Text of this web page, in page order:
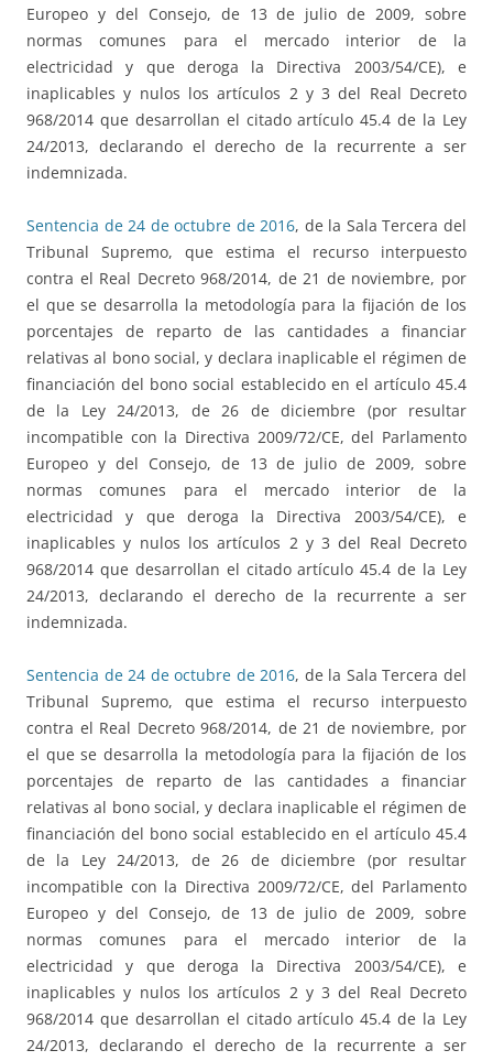
Europeo y del Consejo, de 13 de julio de 2009, sobre
normas comunes para el mercado interior de la
electricidad y que deroga la Directiva 2003/54/CE), e
inaplicables y nulos los artículos 2 y 3 del Real Decreto
968/2014 que desarrollan el citado artículo 45.4 de la Ley
24/2013, declarando el derecho de la recurrente a ser
indemnizada.
Sentencia de 24 de octubre de 2016, de la Sala Tercera del
Tribunal Supremo, que estima el recurso interpuesto
contra el Real Decreto 968/2014, de 21 de noviembre, por
el que se desarrolla la metodología para la fijación de los
porcentajes de reparto de las cantidades a financiar
relativas al bono social, y declara inaplicable el régimen de
financiación del bono social establecido en el artículo 45.4
de la Ley 24/2013, de 26 de diciembre (por resultar
incompatible con la Directiva 2009/72/CE, del Parlamento
Europeo y del Consejo, de 13 de julio de 2009, sobre
normas comunes para el mercado interior de la
electricidad y que deroga la Directiva 2003/54/CE), e
inaplicables y nulos los artículos 2 y 3 del Real Decreto
968/2014 que desarrollan el citado artículo 45.4 de la Ley
24/2013, declarando el derecho de la recurrente a ser
indemnizada.
Sentencia de 24 de octubre de 2016, de la Sala Tercera del
Tribunal Supremo, que estima el recurso interpuesto
contra el Real Decreto 968/2014, de 21 de noviembre, por
el que se desarrolla la metodología para la fijación de los
porcentajes de reparto de las cantidades a financiar
relativas al bono social, y declara inaplicable el régimen de
financiación del bono social establecido en el artículo 45.4
de la Ley 24/2013, de 26 de diciembre (por resultar
incompatible con la Directiva 2009/72/CE, del Parlamento
Europeo y del Consejo, de 13 de julio de 2009, sobre
normas comunes para el mercado interior de la
electricidad y que deroga la Directiva 2003/54/CE), e
inaplicables y nulos los artículos 2 y 3 del Real Decreto
968/2014 que desarrollan el citado artículo 45.4 de la Ley
24/2013, declarando el derecho de la recurrente a ser